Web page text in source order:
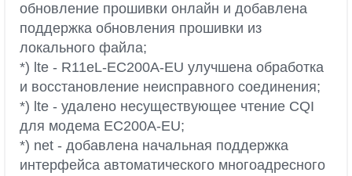
обновление прошивки онлайн и добавлена
поддержка обновления прошивки из
локального файла;
*) lte - R11eL-EC200A-EU улучшена обработка
и восстановление неисправного соединения;
*) lte - удалено несуществующее чтение CQI
для модема EC200A-EU;
*) net - добавлена начальная поддержка
интерфейса автоматического многоадресного